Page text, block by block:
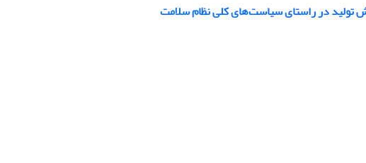
تولید در راستای سیاست‌های کلی نظام سلامت